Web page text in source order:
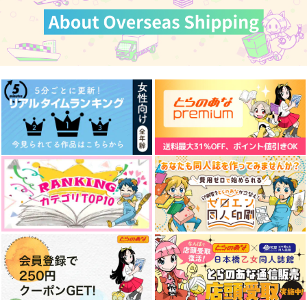
これだけは
黒糖書房
1,430円（税込）
五条悟×夏油傑
サンプル
作品詳細
帝都夜舞曲～想いの届
く日～
黒糖書房
1,430円（税込）
五条悟×夏油傑
サンプル
作品詳細
呼吸と音律
黒糖書房
1,430円（税込）
五条悟×夏油傑
サンプル
作品詳細
黒糖書房
専売 1,430円
呪術廻戦
五条悟×夏油傑
サンプル
カート
勇者パーティーを追い
出されたビーストテイ
マー、最強と再会して
覚醒する
黒糖書房
専売 1,430円（税込）
呪術廻戦
五条悟×夏油傑
サンプル
カート
呼吸と音律
黒糖書房
専売 1,430円
五条悟×夏油傑
サンプル
カート
if my wish come true
不可能犯罪捜査課
専売 707円（税込）
呪術廻戦
五条悟×夏油傑
サンプル
カート
応答するフィクション
心は真ん中
専売 787 （税込）
呪術廻戦
五条悟×夏油傑
サンプル
カート
contrast
もぎもぎの森
専売 472円（税込）
呪術廻戦
五条悟×夏油傑×五条悟
サンプル
カート